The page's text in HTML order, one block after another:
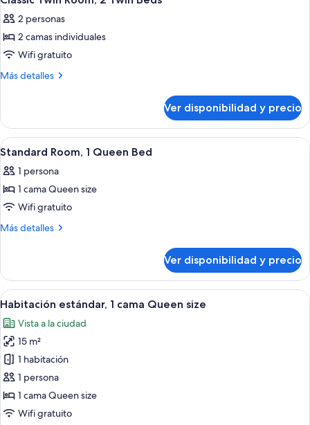
Beds
todas
las
fotos
de
Classic
2
Twin
Beds
2 personas
2 camas individuales
Wifi gratuito
Más detalles
Más
Twin
Room,
2
Beds
Ver disponibilidad y precio
Ver
todas
las
fotos
de
Standard
Queen
Bed
Ropa de cama de alta calidad y
2
Standard Room, 1 Queen Bed
1 persona
1 cama Queen size
Wifi gratuito
Más detalles
Más
Room,
Queen
Ver disponibilidad y precio
Ver
todas
las
fotos
de
Habitación
estándar,
1
Habitación de hotel con cama,
2
Habitación estándar, 1 cama Queen size
Vista a la ciudad
15 m²
1 habitación
1 persona
1 cama Queen size
Wifi gratuito